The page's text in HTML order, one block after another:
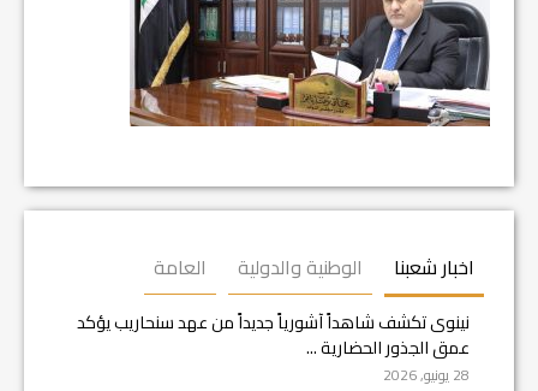
اخبار شعبنا الوطنية والدولية العامة
نينوى تكشف شاهداً آشورياً جديداً من عهد سنحاريب يؤكد
عمق الجذور الحضارية ...
28 يونيو, 2026